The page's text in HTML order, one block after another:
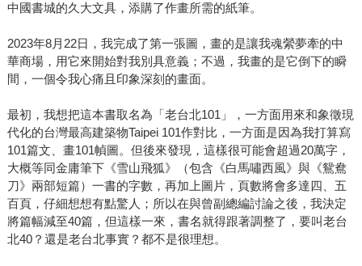
中國書城的久大文具，添購了作畫所需的紙筆。
2023年8月22日，我完成了第一張圖，畫的是讓我魂縈夢牽的中
華商場，用它來開始對我別具意義；不過，我畫的是它倒下的瞬
間，一個令我心痛且印象深刻的畫面。
最初，我想把這本書取名為「老台北101」，一方面用來和象徵現
代化的台灣最高建築物Taipei 101作對比，一方面是因為我打算寫
101篇文、畫101幀圖。但後來發現，這樣很可能會超過20萬字，
大概等同金庸筆下《雪山飛狐》（包含《白馬嘯西風》與《鴛鴦
刀》兩部短篇）一書的字數，再加上圖片，頁數將會多達四、五
百頁，仔細想想有點驚人；所以在與曾副總編討論之後，我決定
將篇幅減至40篇，但這樣一來，書名就得跟著調整了，要叫老台
北40？還是老台北事實？都不是很理想。